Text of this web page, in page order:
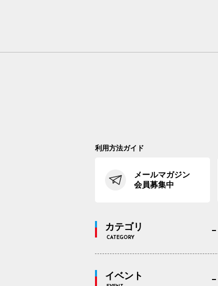
利用方法ガイド
メールマガジン
会員募集中
カテゴリ
CATEGORY
イベント